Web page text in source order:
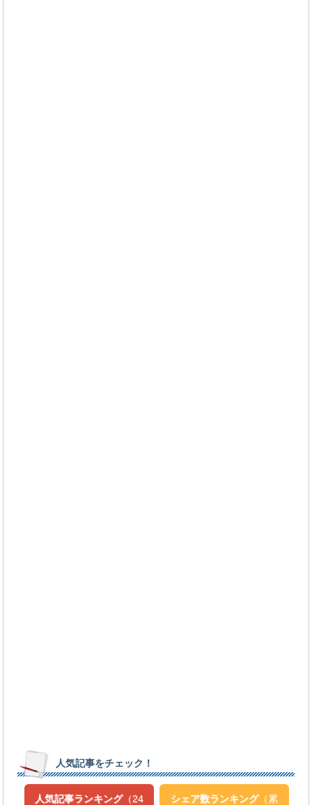
人気記事をチェック！
人気記事ランキング（24
シェア数ランキング（累